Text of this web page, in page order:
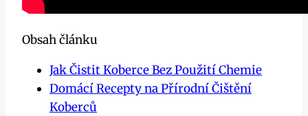
Obsah článku
Jak Čistit Koberce Bez Použití Chemie
Domácí Recepty na Přírodní Čištění
Koberců